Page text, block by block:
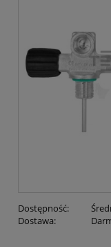
Dostępność:
Dostawa:
Cena nie zawiera